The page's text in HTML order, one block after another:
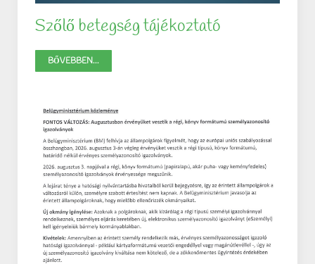
Szőlő betegség tájékoztató
BŐVEBBEN...